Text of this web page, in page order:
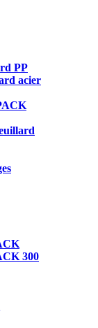
PP
acier
300